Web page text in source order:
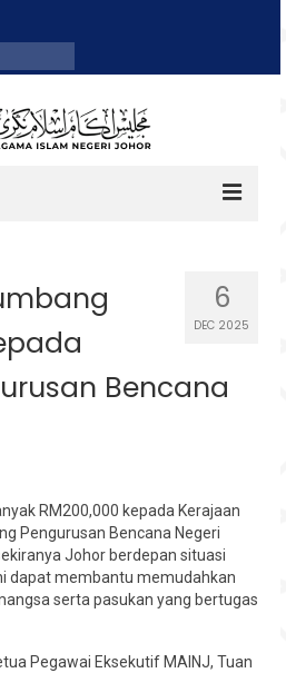
6
DEC 2025
Bencana
RM200,000 kepada Kerajaan
Pengurusan Bencana Negeri
Johor berdepan situasi
dapat membantu memudahkan
serta pasukan yang bertugas
Pegawai Eksekutif MAINJ, Tuan